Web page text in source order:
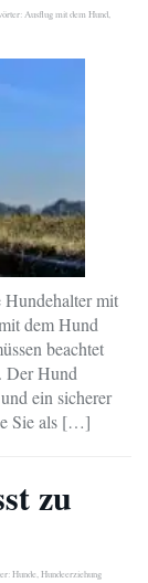
Ausflug mit dem Hund,
mit
dem Hund
beachtet
Der Hund
ein sicherer
Sie als […]
zu
Hunde Hundeerziehung